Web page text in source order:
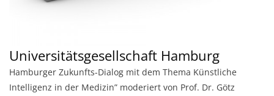
Universitätsgesellschaft Hamburg
Hamburger Zukunfts-Dialog mit dem Thema Künstliche
Intelligenz in der Medizin” moderiert von Prof. Dr. Götz